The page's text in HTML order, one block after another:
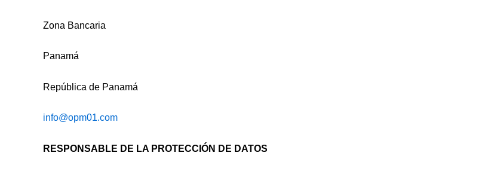
Zona Bancaria
Panamá
República de Panamá
info@opm01.com
RESPONSABLE DE LA PROTECCIÓN DE DATOS